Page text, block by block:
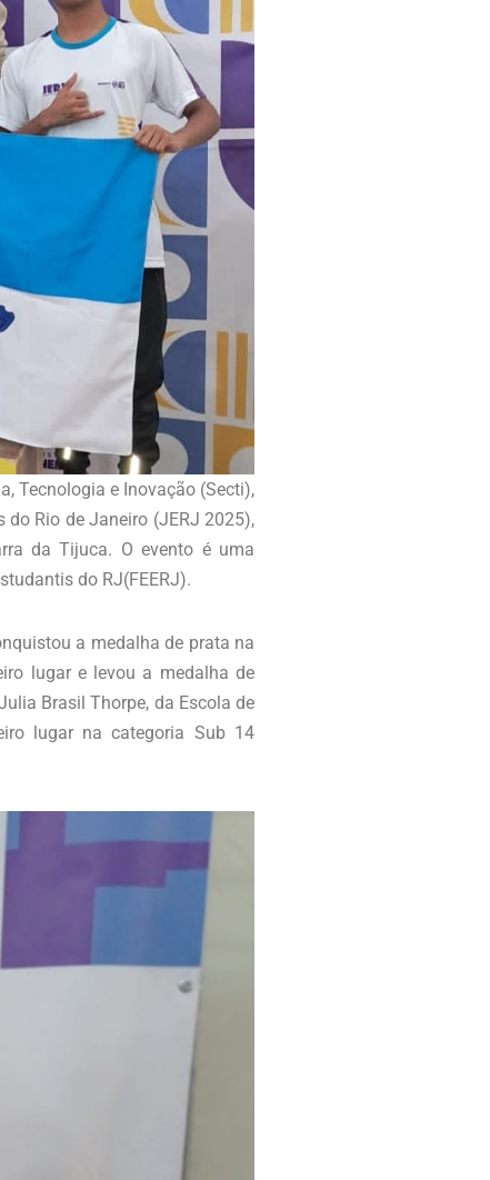
Tecnologia e Inovação (Secti),
Rio de Janeiro (JERJ 2025),
da Tijuca. O evento é uma
do RJ(FEERJ).
a medalha de prata na
lugar e levou a medalha de
Brasil Thorpe, da Escola de
lugar na categoria Sub 14